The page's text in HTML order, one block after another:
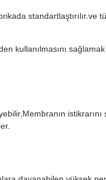
standartlaştırılır.ve
kullanılmasını